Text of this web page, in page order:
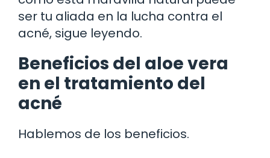
ser tu aliada en la lucha contra el
acné, sigue leyendo.
Beneficios del aloe vera
en el tratamiento del
acné
Hablemos de los beneficios.